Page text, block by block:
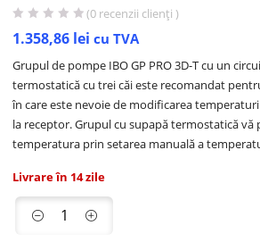
(0 recenzii clienți )
1.358,86 lei cu TVA
Grupul de pompe IBO GP PRO 3D-T cu un
termostatică cu trei căi este recomandat
în care este nevoie de modificarea
la receptor. Grupul cu supapă termostatică
temperatura prin setarea manuală a
Livrare în 14 zile